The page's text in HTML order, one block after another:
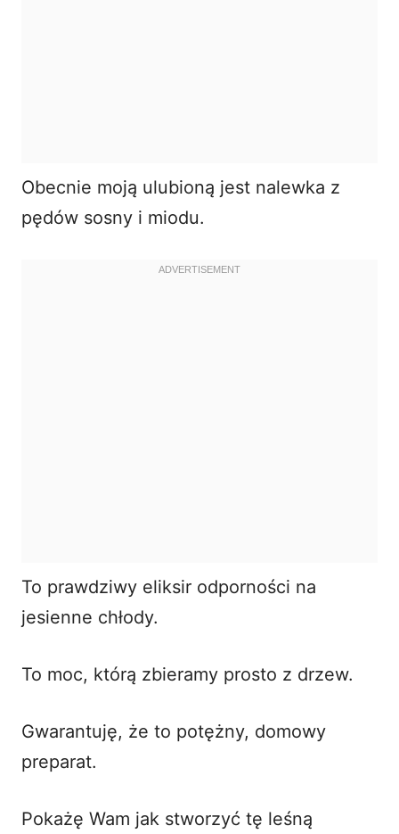
Obecnie moją ulubioną jest nalewka z
pędów sosny i miodu.
To prawdziwy eliksir odporności na
jesienne chłody.
To moc, którą zbieramy prosto z drzew.
Gwarantuję, że to potężny, domowy
preparat.
Pokażę Wam jak stworzyć tę leśną